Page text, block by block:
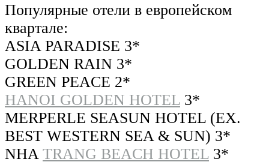
Популярные отели в европейском
квартале:
ASIA PARADISE 3*
GOLDEN RAIN 3*
GREEN PEACE 2*
HANOI GOLDEN HOTEL 3*
MERPERLE SEASUN HOTEL (EX.
BEST WESTERN SEA & SUN) 3*
NHA TRANG BEACH HOTEL 3*